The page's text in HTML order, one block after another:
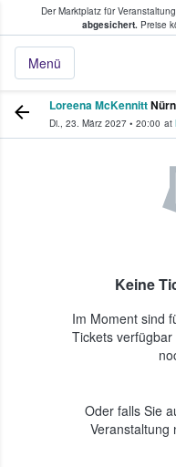
Der Marktplatz für
abgesichert.Preise
Menü
Tickets
Loreena McKennitt
Di., 23. März 2027 • 20:00 at
Keine
Im Moment sind
Tickets
Oder falls Sie
Veranstaltung